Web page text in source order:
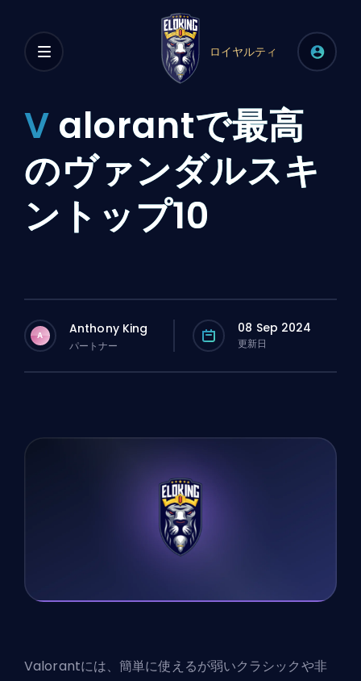
ロイヤルティ
V alorantで最高
のヴァンダルスキ
ントップ10
A Anthony King
パートナー
08 Sep 2024
更新日
Valorantには、簡単に使えるが弱いクラシックや非